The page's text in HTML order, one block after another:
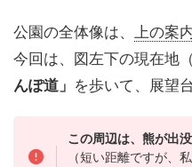
公園の全体像は、 上の案
今回は、図左下の現在地
んぽ道」 を歩いて、展望
この周辺は、熊が出
（短い距離ですが、